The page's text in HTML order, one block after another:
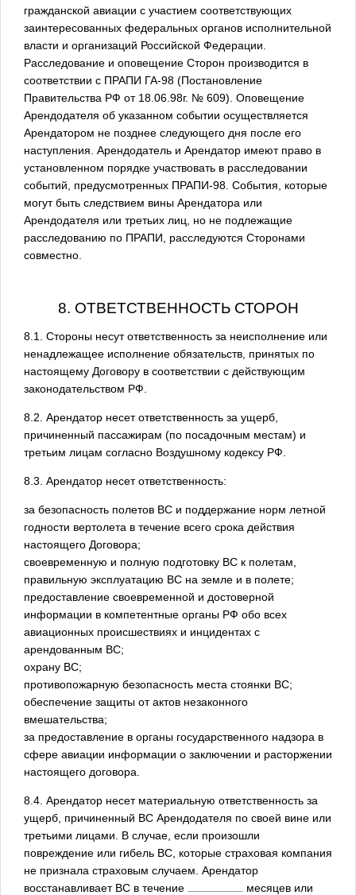
гражданской авиации с участием соответствующих
заинтересованных федеральных органов исполнительной
власти и организаций Российской Федерации.
Расследование и оповещение Сторон производится в
соответствии с ПРАПИ ГА-98 (Постановление
Правительства РФ от 18.06.98г. № 609). Оповещение
Арендодателя об указанном событии осуществляется
Арендатором не позднее следующего дня после его
наступления. Арендодатель и Арендатор имеют право в
установленном порядке участвовать в расследовании
событий, предусмотренных ПРАПИ-98. События, которые
могут быть следствием вины Арендатора или
Арендодателя или третьих лиц, но не подлежащие
расследованию по ПРАПИ, расследуются Сторонами
совместно.
8. ОТВЕТСТВЕННОСТЬ СТОРОН
8.1. Стороны несут ответственность за неисполнение или
ненадлежащее исполнение обязательств, принятых по
настоящему Договору в соответствии с действующим
законодательством РФ.
8.2. Арендатор несет ответственность за ущерб,
причиненный пассажирам (по посадочным местам) и
третьим лицам согласно Воздушному кодексу РФ.
8.3. Арендатор несет ответственность:
за безопасность полетов ВС и поддержание норм летной
годности вертолета в течение всего срока действия
настоящего Договора;
своевременную и полную подготовку ВС к полетам,
правильную эксплуатацию ВС на земле и в полете;
предоставление своевременной и достоверной
информации в компетентные органы РФ обо всех
авиационных происшествиях и инцидентах с
арендованным ВС;
охрану ВС;
противопожарную безопасность места стоянки ВС;
обеспечение защиты от актов незаконного
вмешательства;
за предоставление в органы государственного надзора в
сфере авиации информации о заключении и расторжении
настоящего договора.
8.4. Арендатор несет материальную ответственность за
ущерб, причиненный ВС Арендодателя по своей вине или
третьими лицами. В случае, если произошли
повреждение или гибель ВС, которые страховая компания
не признала страховым случаем. Арендатор
восстанавливает ВС в течение
месяцев или